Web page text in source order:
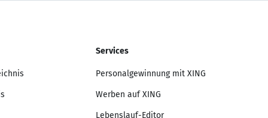
Services
Personalgewinnung mit XING
Werben auf XING
Lebenslauf-Editor